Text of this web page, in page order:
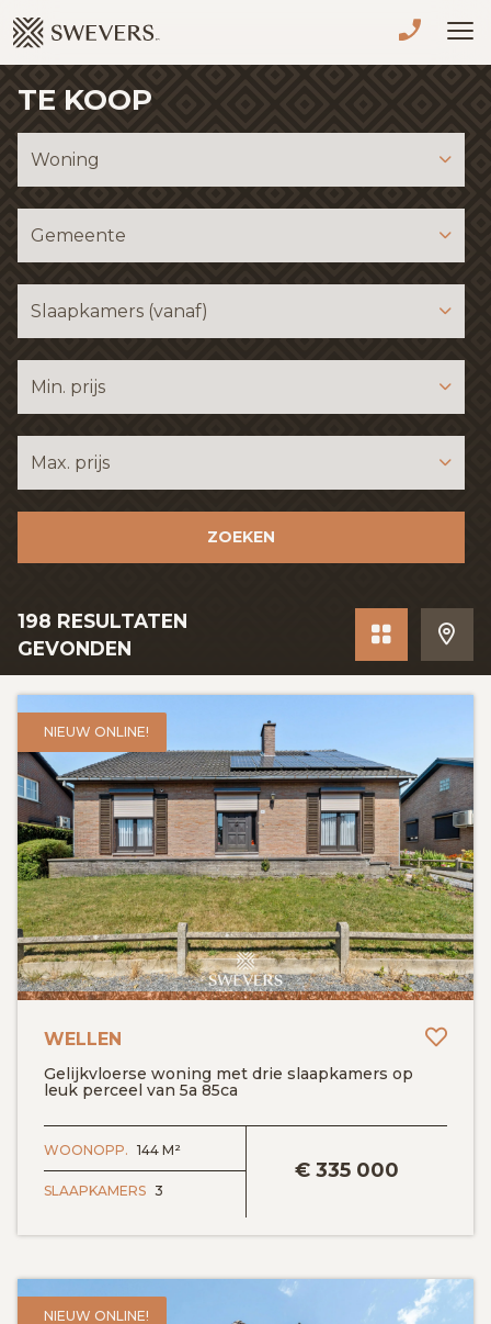
HUIZEN ALERT CONTACT
TE KOOP
TE HUUR
OVER ONS
VASTGOEDCAFÉ
GRATIS SCHATTING
TE KOOP
Woning
Gemeente
Slaapkamers (vanaf)
Min. prijs
Max. prijs
ZOEKEN
198 RESULTATEN
GEVONDEN
grid toon
NIEUW ONLINE!
WELLEN
Gelijkvloerse woning met drie slaapkamers op
leuk perceel van 5a 85ca
€ 335 000
WOONOPP. 144 M²
SLAAPKAMERS 3
BEKIJK DETAILS
NIEUW ONLINE!